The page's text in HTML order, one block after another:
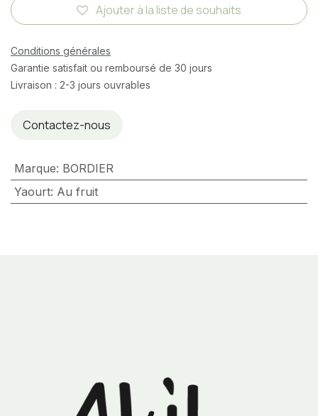
Ajouter à la liste de souhaits
Conditions générales
Garantie satisfait ou remboursé de 30 jours
Livraison : 2-3 jours ouvrables
Contactez-nous
Marque: BORDIER
Yaourt: Au fruit